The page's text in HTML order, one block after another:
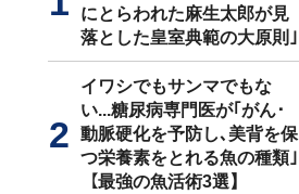
にとらわれた麻生太郎が見
落とした皇室典範の大原則｣
イワシでもサンマでもな
い...糖尿病専門医が｢がん･
動脈硬化を予防し､美背を保
つ栄養素をとれる魚の種類｣
【最強の魚活術3選】